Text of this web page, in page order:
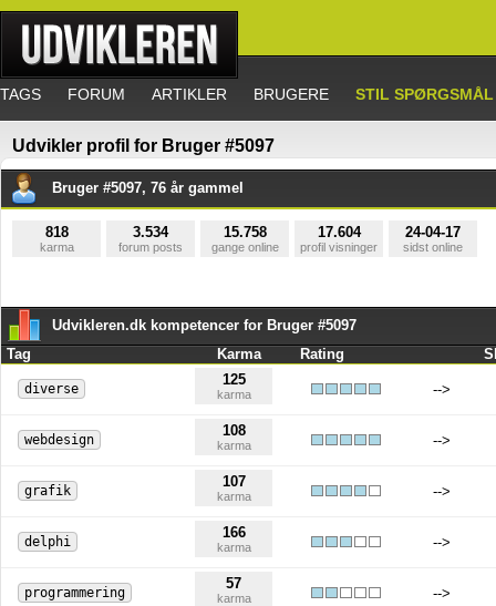
TAGS FORUM ARTIKLER BRUGERE STIL SPØRGSMÅL
Udvikler profil for Bruger #5097
Bruger #5097, 76 år gammel
818
karma
3.534
forum posts
15.758
gange online
17.604
profil visninger
24-04-17
sidst online
Udvikleren.dk kompetencer for Bruger #5097
Tag
Karma Rating
diverse
125
karma -->
webdesign
108
karma -->
grafik
107
karma -->
delphi
166
karma -->
programmering
57
karma -->